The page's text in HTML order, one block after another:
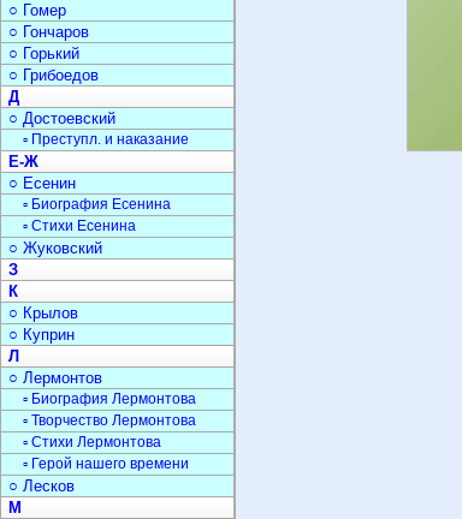
○ Гомер
○ Гончаров
○ Горький
○ Грибоедов
Д
○ Достоевский
▫ Преступл. и наказание
Е-Ж
○ Есенин
▫ Биография Есенина
▫ Стихи Есенина
○ Жуковский
З
К
○ Крылов
○ Куприн
Л
○ Лермонтов
▫ Биография Лермонтова
▫ Творчество Лермонтова
▫ Стихи Лермонтова
▫ Герой нашего времени
○ Лесков
М